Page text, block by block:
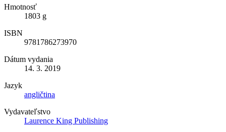
Hmotnosť
1803 g
ISBN
9781786273970
Dátum vydania
14. 3. 2019
Jazyk
angličtina
Vydavateľstvo
Laurence King Publishing